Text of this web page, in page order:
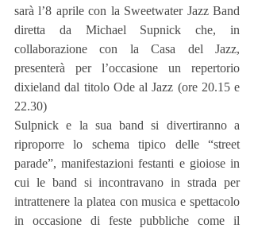
sarà l’8 aprile con la Sweetwater Jazz Band
diretta da Michael Supnick che, in
collaborazione con la Casa del Jazz,
presenterà per l’occasione un repertorio
dixieland dal titolo Ode al Jazz (ore 20.15 e
22.30)
Sulpnick e la sua band si divertiranno a
riproporre lo schema tipico delle “street
parade”, manifestazioni festanti e gioiose in
cui le band si incontravano in strada per
intrattenere la platea con musica e spettacolo
in occasione di feste pubbliche come il